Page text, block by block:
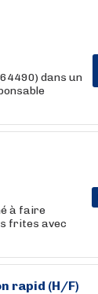
dans un
à faire
frites avec
rapid (H/F)